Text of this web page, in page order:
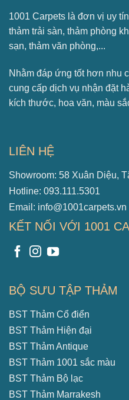
1001 Carpets là đơn vị uy
thảm trải sàn, thảm phòng
sạn, thảm văn phòng,...
Nhằm đáp ứng tốt hơn nhu
cung cấp dịch vụ nhận đặt
kích thước, hoa văn, màu
LIÊN HỆ
Showroom: 58 Xuân Diệu,
Hotline: 093.111.5301
Email: info@1001carpets.vn
KẾT NỐI VỚI 1001
BỘ SƯU TẬP THẢM
BST Thảm Cổ điển
BST Thảm Hiện đại
BST Thảm Antique
BST Thảm 1001 sắc màu
BST Thảm Bộ lạc
BST Thảm Marrakesh